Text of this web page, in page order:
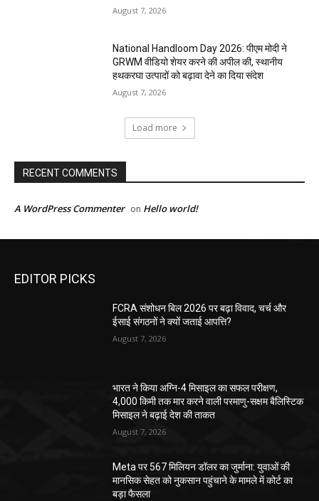
August 7, 2026
National Handloom Day 2026: पीएम मोदी ने
GRWM वीडियो शेयर करने की अपील की, स्थानीय
हथकरघा उत्पादों को बढ़ावा देने का दिया संदेश
August 7, 2026
Load more
RECENT COMMENTS
A WordPress Commenter on Hello world!
EDITOR PICKS
FCRA संशोधन बिल 2026 पर बढ़ा विवाद, चर्च और
ईसाई संगठनों ने क्यों जताई आपत्ति?
August 7, 2026
भारत ने किया अग्नि-4 मिसाइल का सफल परीक्षण,
4,000 किमी तक मार करने वाली परमाणु-सक्षम बैलिस्टिक
मिसाइल ने बढ़ाई देश की ताकत
August 7, 2026
Meta पर 567 मिलियन डॉलर का जुर्माना: युवाओं की
मानसिक सेहत को नुकसान पहुंचाने के मामले में कोर्ट का
बड़ा फैसला